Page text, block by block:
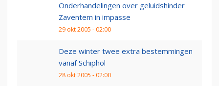
Onderhandelingen over geluidshinder
Zaventem in impasse
29 okt 2005 - 02:00
Deze winter twee extra bestemmingen
vanaf Schiphol
28 okt 2005 - 02:00